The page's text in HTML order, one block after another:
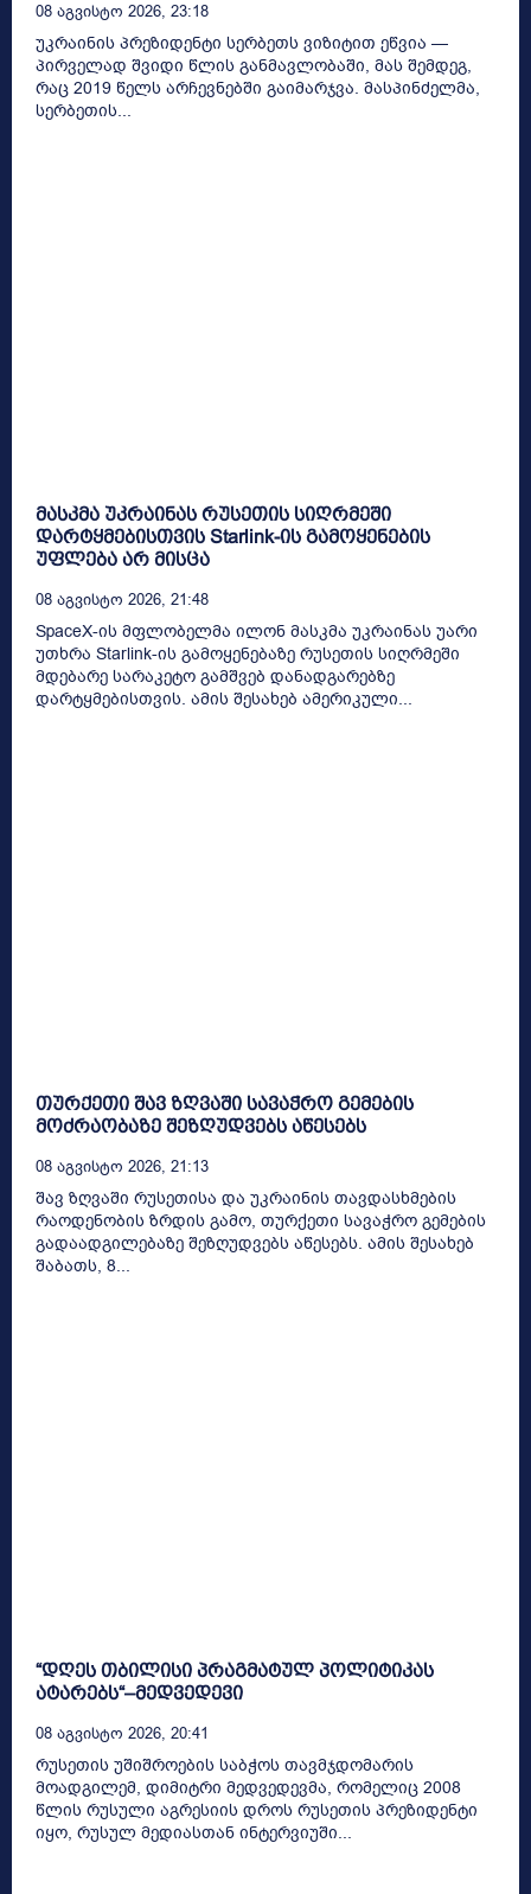
08 Აგვისტო 2026, 23:18
უკრაინის პრეზიდენტი სერბეთს ვიზიტით ეწვია —
პირველად შვიდი წლის განმავლობაში, მას შემდეგ,
რაც 2019 წელს არჩევნებში გაიმარჯვა. მასპინძელმა,
სერბეთის...
მასკმა უკრაინას რუსეთის სიღრმეში
დარტყმებისთვის Starlink-ის გამოყენების
უფლება არ მისცა
08 Აგვისტო 2026, 21:48
SpaceX-ის მფლობელმა ილონ მასკმა უკრაინას უარი
უთხრა Starlink-ის გამოყენებაზე რუსეთის სიღრმეში
მდებარე სარაკეტო გამშვებ დანადგარებზე
დარტყმებისთვის. ამის შესახებ ამერიკული...
თურქეთი შავ ზღვაში სავაჭრო გემების
მოძრაობაზე შეზღუდვებს აწესებს
08 Აგვისტო 2026, 21:13
შავ ზღვაში რუსეთისა და უკრაინის თავდასხმების
რაოდენობის ზრდის გამო, თურქეთი სავაჭრო გემების
გადაადგილებაზე შეზღუდვებს აწესებს. ამის შესახებ
შაბათს, 8...
“დღეს თბილისი პრაგმატულ პოლიტიკას
ატარებს“–მედვედევი
08 Აგვისტო 2026, 20:41
რუსეთის უშიშროების საბჭოს თავმჯდომარის
მოადგილემ, დიმიტრი მედვედევმა, რომელიც 2008
წლის რუსული აგრესიის დროს რუსეთის პრეზიდენტი
იყო, რუსულ მედიასთან ინტერვიუში...